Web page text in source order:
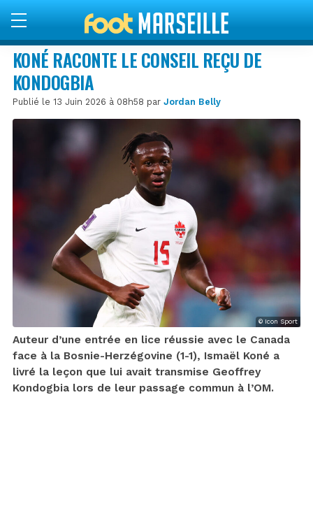
KONÉ RACONTE LE CONSEIL REÇU DE
KONDOGBIA
Publié le 13 Juin 2026 à 08h58 par Jordan Belly
© Icon Sport
Auteur d’une entrée en lice réussie avec le Canada
face à la Bosnie-Herzégovine (1-1), Ismaël Koné a
livré la leçon que lui avait transmise Geoffrey
Kondogbia lors de leur passage commun à l’OM.